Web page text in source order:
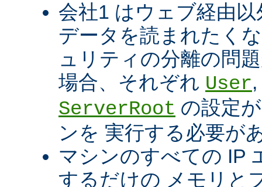
会社1 はウェブ経由
データを読まれたく
ュリティの分離の問
場合、それぞれ User,
ServerRoot の設定
ンを 実行する必要が
マシンのすべての IP
するだけの メモリと